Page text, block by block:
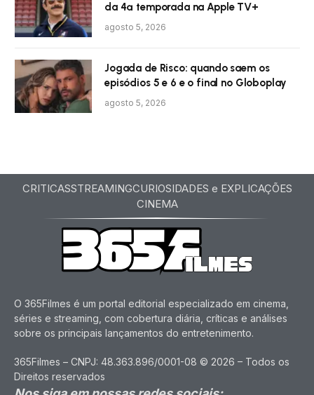
da 4ª temporada na Apple TV+
agosto 5, 2026
Jogada de Risco: quando saem os
episódios 5 e 6 e o final no Globoplay
agosto 5, 2026
CRITICASSTREAMINGCURIOSIDADES e EXPLICAÇÕES
CINEMA
O 365Filmes é um portal editorial especializado em cinema,
séries e streaming, com cobertura diária, críticas e análises
sobre os principais lançamentos do entretenimento.
365Filmes – CNPJ: 48.363.896/0001-08 © 2026 – Todos os
Direitos reservados